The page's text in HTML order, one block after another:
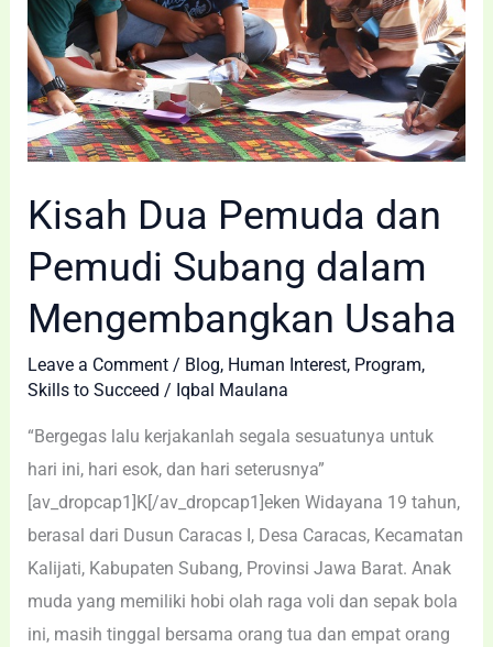
Kisah Dua Pemuda dan
Pemudi Subang dalam
Mengembangkan Usaha
Leave a Comment / Blog, Human Interest, Program,
Skills to Succeed / Iqbal Maulana
“Bergegas lalu kerjakanlah segala sesuatunya untuk
hari ini, hari esok, dan hari seterusnya”
[av_dropcap1]K[/av_dropcap1]eken Widayana 19 tahun,
berasal dari Dusun Caracas I, Desa Caracas, Kecamatan
Kalijati, Kabupaten Subang, Provinsi Jawa Barat. Anak
muda yang memiliki hobi olah raga voli dan sepak bola
ini, masih tinggal bersama orang tua dan empat orang
Subang
dalam
Mengembangkan
Usaha